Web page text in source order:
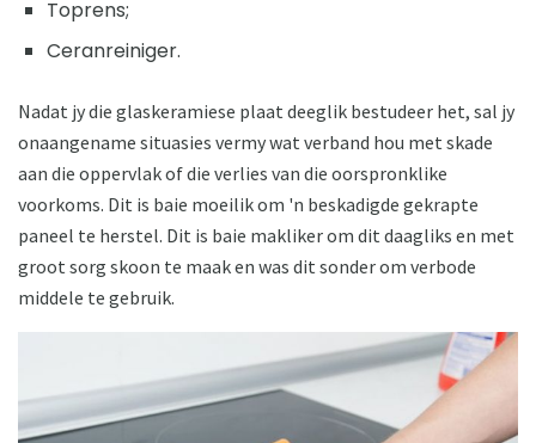
Toprens;
Ceranreiniger.
Nadat jy die glaskeramiese plaat deeglik bestudeer het, sal jy
onaangename situasies vermy wat verband hou met skade
aan die oppervlak of die verlies van die oorspronklike
voorkoms. Dit is baie moeilik om 'n beskadigde gekrapte
paneel te herstel. Dit is baie makliker om dit daagliks en met
groot sorg skoon te maak en was dit sonder om verbode
middele te gebruik.